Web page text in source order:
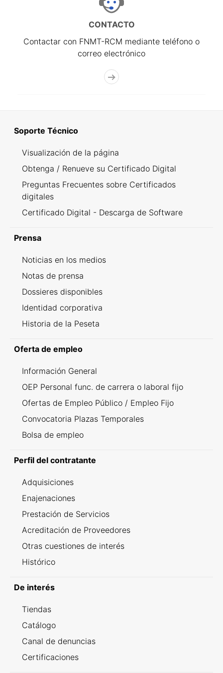
CONTACTO
Contactar con FNMT-RCM mediante teléfono o
correo electrónico
Soporte Técnico
Visualización de la página
Obtenga / Renueve su Certificado Digital
Preguntas Frecuentes sobre Certificados
digitales
Certificado Digital - Descarga de Software
Prensa
Noticias en los medios
Notas de prensa
Dossieres disponibles
Identidad corporativa
Historia de la Peseta
Oferta de empleo
Información General
OEP Personal func. de carrera o laboral fijo
Ofertas de Empleo Público / Empleo Fijo
Convocatoria Plazas Temporales
Bolsa de empleo
Perfil del contratante
Adquisiciones
Enajenaciones
Prestación de Servicios
Acreditación de Proveedores
Otras cuestiones de interés
Histórico
De interés
Tiendas
Catálogo
Canal de denuncias
Certificaciones